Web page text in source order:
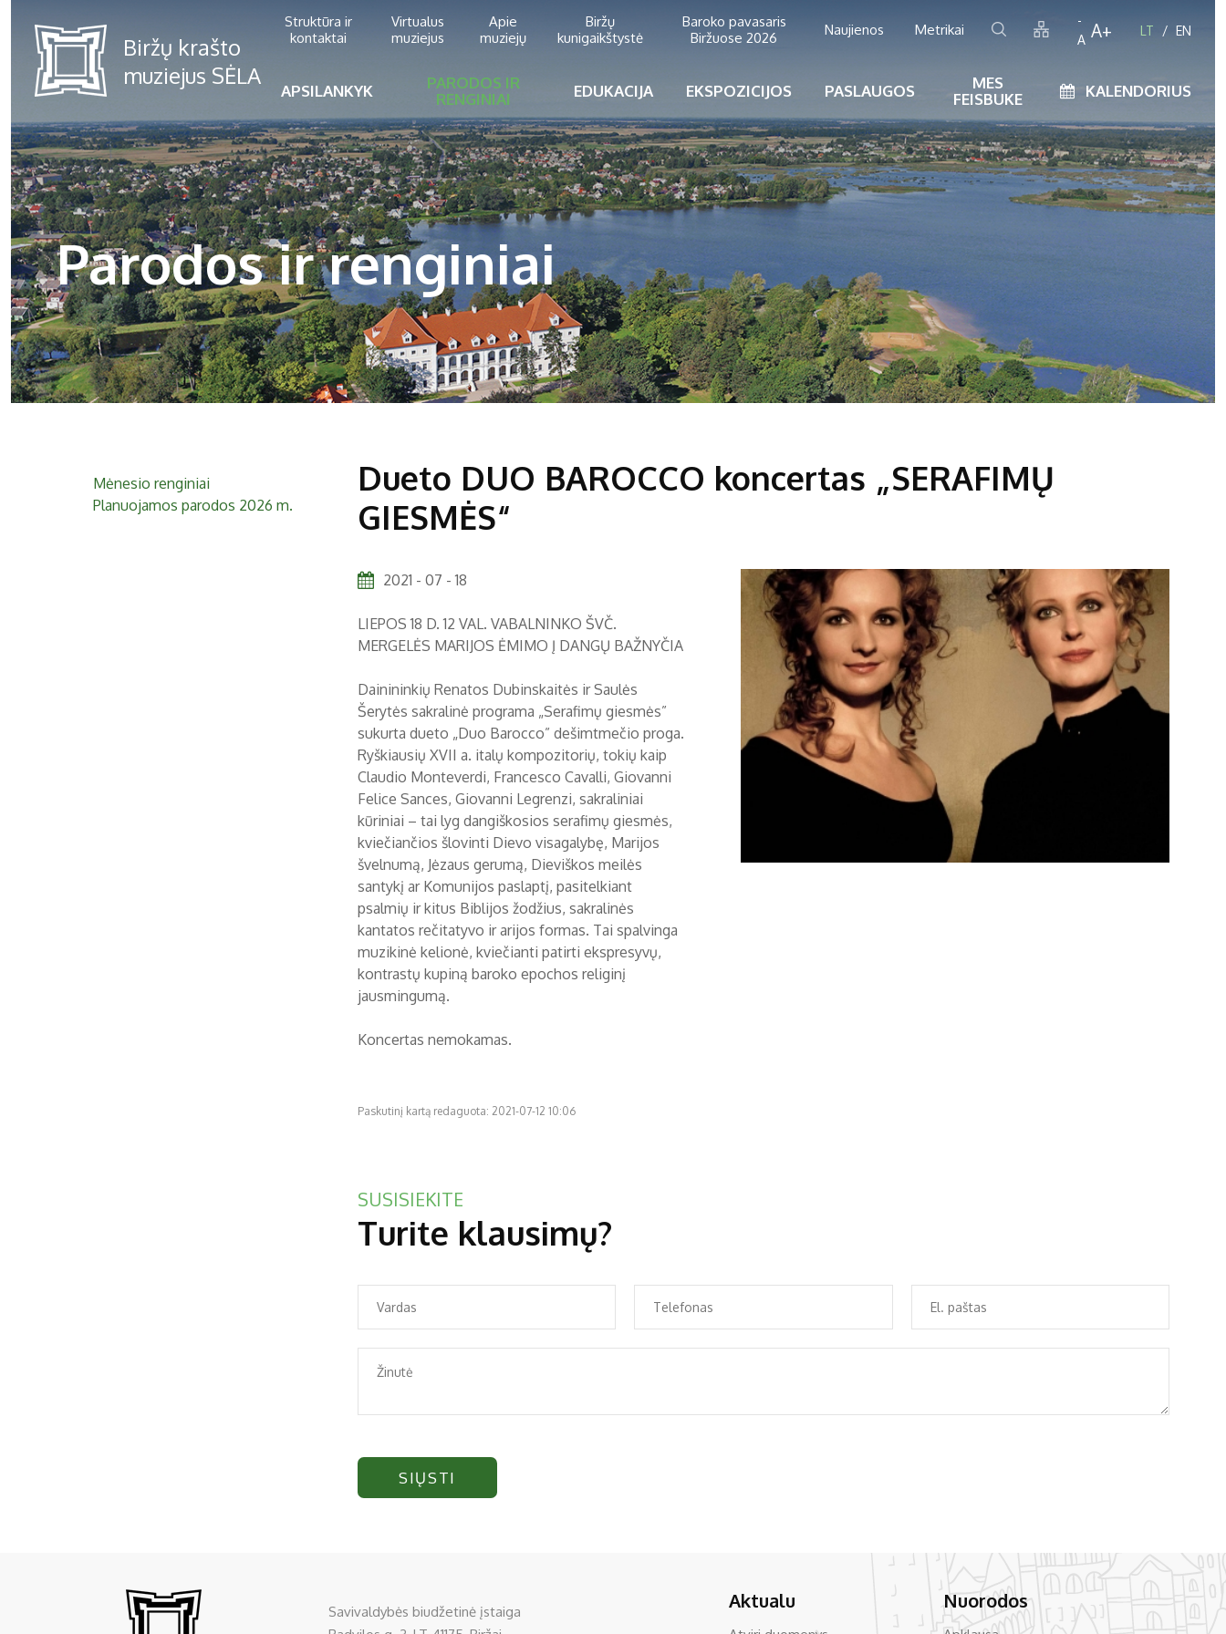
Struktūra ir
kontaktai
Virtualus
muziejus
Apie
muziejų
Biržų
kunigaikštystė
Baroko pavasaris
Biržuose 2026
Naujienos Metrikai
-
A A+ LT EN
APSILANKYK
PARODOS IR
RENGINIAI
EDUKACIJA EKSPOZICIJOS PASLAUGOS
MES
FEISBUKE
KALENDORIUS
Parodos ir renginiai
Mėnesio renginiai
Planuojamos parodos 2026 m.
Dueto DUO BAROCCO koncertas „SERAFIMŲ
GIESMĖS“
2021 - 07 - 18
LIEPOS 18 D. 12 VAL. VABALNINKO ŠVČ.
MERGELĖS MARIJOS ĖMIMO Į DANGŲ BAŽNYČIA
Dainininkių Renatos Dubinskaitės ir Saulės
Šerytės sakralinė programa „Serafimų giesmės”
sukurta dueto „Duo Barocco” dešimtmečio proga.
Ryškiausių XVII a. italų kompozitorių, tokių kaip
Claudio Monteverdi, Francesco Cavalli, Giovanni
Felice Sances, Giovanni Legrenzi, sakraliniai
kūriniai – tai lyg dangiškosios serafimų giesmės,
kviečiančios šlovinti Dievo visagalybę, Marijos
švelnumą, Jėzaus gerumą, Dieviškos meilės
santykį ar Komunijos paslaptį, pasitelkiant
psalmių ir kitus Biblijos žodžius, sakralinės
kantatos rečitatyvo ir arijos formas. Tai spalvinga
muzikinė kelionė, kviečianti patirti ekspresyvų,
kontrastų kupiną baroko epochos religinį
jausmingumą.
Koncertas nemokamas.
Paskutinį kartą redaguota: 2021-07-12 10:06
SUSISIEKITE
Turite klausimų?
SIŲSTI
Savivaldybės biudžetinė įstaiga
Aktualu Nuorodos